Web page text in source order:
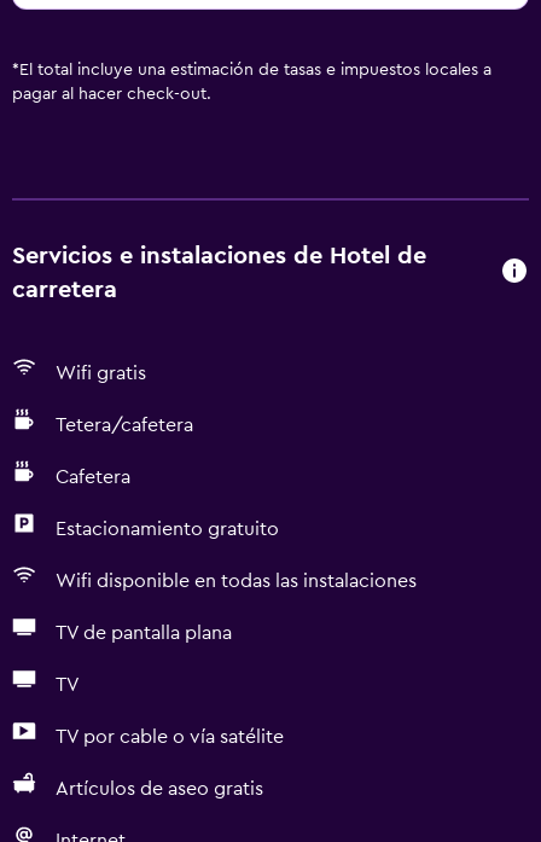
* El total incluye una estimación de tasas e impuestos locales a
pagar al hacer check-out.
Servicios e instalaciones de Hotel de
carretera
Wifi gratis
Tetera/cafetera
Cafetera
Estacionamiento gratuito
Wifi disponible en todas las instalaciones
TV de pantalla plana
TV
TV por cable o vía satélite
Artículos de aseo gratis